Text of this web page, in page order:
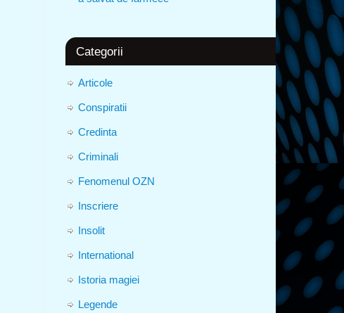
Categorii
Articole
Conspiratii
Credinta
Criminali
Fenomenul OZN
Inscriere
Insolit
International
Istoria magiei
Legende